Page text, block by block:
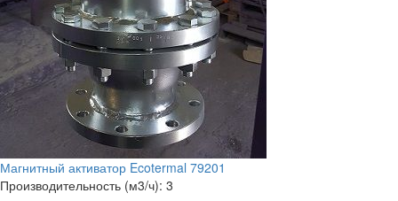
Магнитный активатор Ecotermal 79201
Производительность (м3/ч): 3